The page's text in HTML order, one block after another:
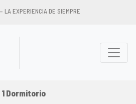
– LA EXPERIENCIA DE SIEMPRE
1 Dormitorio